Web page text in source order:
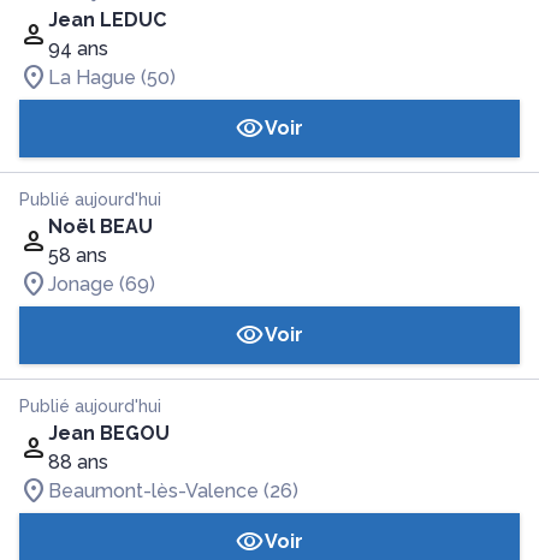
Jean LEDUC
94 ans
La Hague (50)
Voir
Publié aujourd'hui
Noël BEAU
58 ans
Jonage (69)
Voir
Publié aujourd'hui
Jean BEGOU
88 ans
Beaumont-lès-Valence (26)
Voir